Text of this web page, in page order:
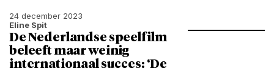
24 december 2023
Eline Spit
De Nederlandse speelfilm
beleeft maar weinig
internationaal succes: ‘De